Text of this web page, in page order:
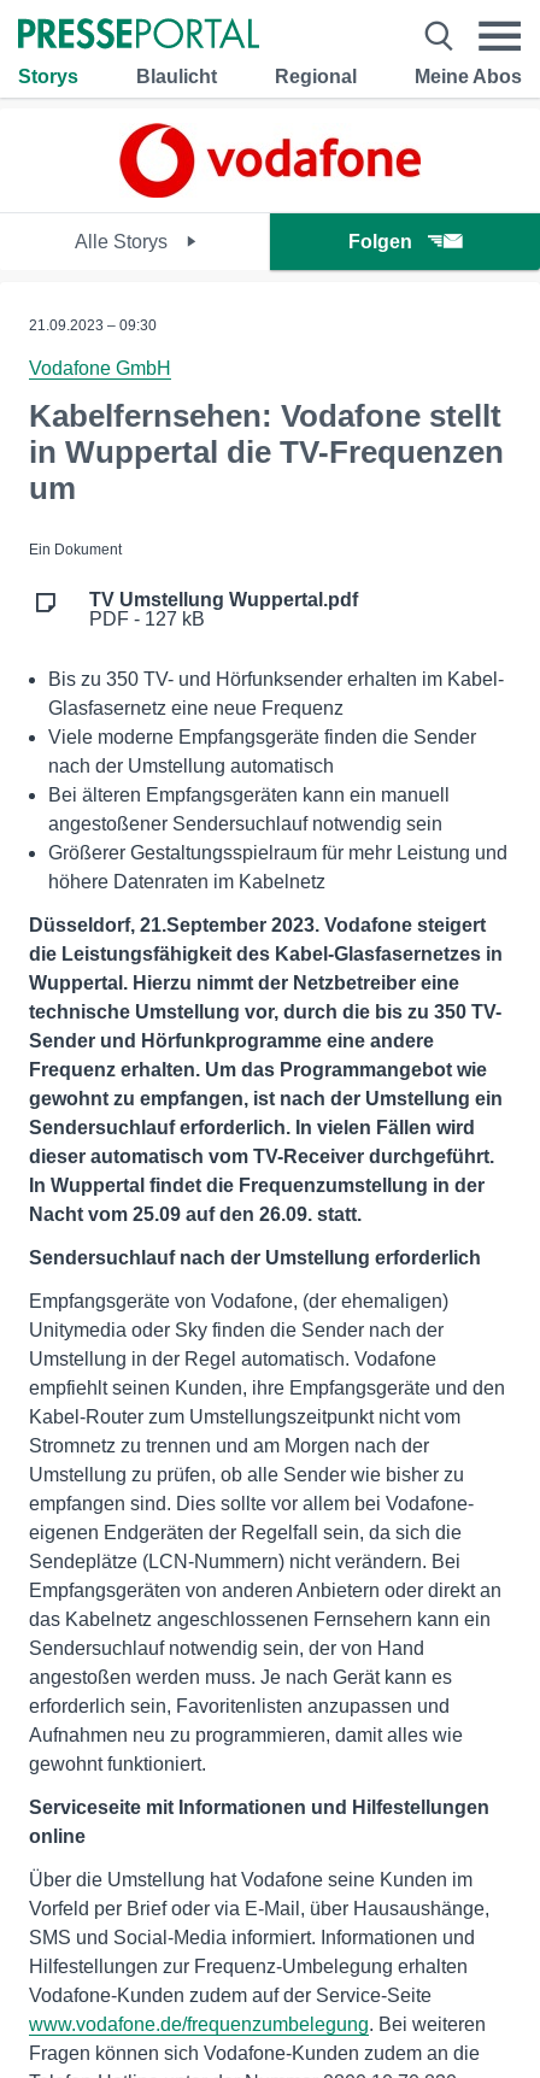
Storys Blaulicht Regional Meine Abos
Alle Storys Folgen
21.09.2023 – 09:30
Vodafone GmbH
Kabelfernsehen: Vodafone stellt
in Wuppertal die TV-Frequenzen
um
Ein Dokument
TV Umstellung Wuppertal.pdf
PDF - 127 kB
Bis zu 350 TV- und Hörfunksender erhalten im Kabel-
Glasfasernetz eine neue Frequenz
Viele moderne Empfangsgeräte finden die Sender
nach der Umstellung automatisch
Bei älteren Empfangsgeräten kann ein manuell
angestoßener Sendersuchlauf notwendig sein
Größerer Gestaltungsspielraum für mehr Leistung und
höhere Datenraten im Kabelnetz
Düsseldorf, 21.September 2023. Vodafone steigert
die Leistungsfähigkeit des Kabel-Glasfasernetzes in
Wuppertal. Hierzu nimmt der Netzbetreiber eine
technische Umstellung vor, durch die bis zu 350 TV-
Sender und Hörfunkprogramme eine andere
Frequenz erhalten. Um das Programmangebot wie
gewohnt zu empfangen, ist nach der Umstellung ein
Sendersuchlauf erforderlich. In vielen Fällen wird
dieser automatisch vom TV-Receiver durchgeführt.
In Wuppertal findet die Frequenzumstellung in der
Nacht vom 25.09 auf den 26.09. statt.
Sendersuchlauf nach der Umstellung erforderlich
Empfangsgeräte von Vodafone, (der ehemaligen)
Unitymedia oder Sky finden die Sender nach der
Umstellung in der Regel automatisch. Vodafone
empfiehlt seinen Kunden, ihre Empfangsgeräte und den
Kabel-Router zum Umstellungszeitpunkt nicht vom
Stromnetz zu trennen und am Morgen nach der
Umstellung zu prüfen, ob alle Sender wie bisher zu
empfangen sind. Dies sollte vor allem bei Vodafone-
eigenen Endgeräten der Regelfall sein, da sich die
Sendeplätze (LCN-Nummern) nicht verändern. Bei
Empfangsgeräten von anderen Anbietern oder direkt an
das Kabelnetz angeschlossenen Fernsehern kann ein
Sendersuchlauf notwendig sein, der von Hand
angestoßen werden muss. Je nach Gerät kann es
erforderlich sein, Favoritenlisten anzupassen und
Aufnahmen neu zu programmieren, damit alles wie
gewohnt funktioniert.
Serviceseite mit Informationen und Hilfestellungen
online
Über die Umstellung hat Vodafone seine Kunden im
Vorfeld per Brief oder via E-Mail, über Hausaushänge,
SMS und Social-Media informiert. Informationen und
Hilfestellungen zur Frequenz-Umbelegung erhalten
Vodafone-Kunden zudem auf der Service-Seite
www.vodafone.de/frequenzumbelegung. Bei weiteren
Fragen können sich Vodafone-Kunden zudem an die